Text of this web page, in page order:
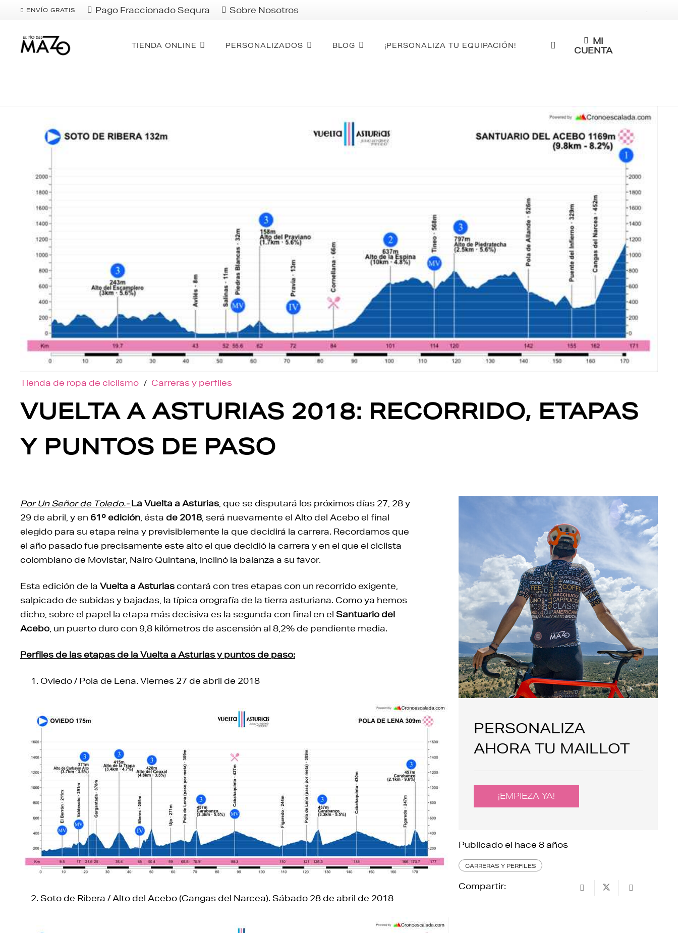
ENVÍO GRATIS Pago Fraccionado Sequra Sobre Nosotros .
TIENDA ONLINE PERSONALIZADOS BLOG ¡PERSONALIZA TU EQUIPACIÓN!
MI
CUENTA
Tienda de ropa de ciclismo / Carreras y perfiles
VUELTA A ASTURIAS 2018: RECORRIDO, ETAPAS
Y PUNTOS DE PASO
Por Un Señor de Toledo.-La Vuelta a Asturias , que se disputará los próximos días 27, 28 y
29 de abril, y en 61º edición , ésta de 2018 , será nuevamente el Alto del Acebo el final
elegido para su etapa reina y previsiblemente la que decidirá la carrera. Recordamos que
el año pasado fue precisamente este alto el que decidió la carrera y en el que el ciclista
colombiano de Movistar, Nairo Quintana, inclinó la balanza a su favor.
Esta edición de la Vuelta a Asturiascontará con tres etapas con un recorrido exigente,
salpicado de subidas y bajadas, la típica orografía de la tierra asturiana. Como ya hemos
dicho, sobre el papel la etapa más decisiva es la segunda con final en el Santuario del
Acebo , un puerto duro con 9,8 kilómetros de ascensión al 8,2% de pendiente media.
Perfiles de las etapas de la Vuelta a Asturias y puntos de paso:
Oviedo / Pola de Lena. Viernes 27 de abril de 2018
Soto de Ribera / Alto del Acebo (Cangas del Narcea). Sábado 28 de abril de 2018
PERSONALIZA
AHORA TU MAILLOT
¡EMPIEZA YA!
Publicado el hace 8 años
CARRERAS Y PERFILES
Compartir: